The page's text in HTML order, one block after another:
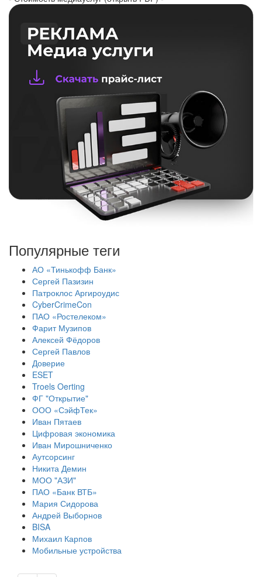
Популярные теги
АО «Тинькофф Банк»
Сергей Пазизин
Патроклос Аргироудис
CyberCrimeCon
ПАО «Ростелеком»
Фарит Музипов
Алексей Фёдоров
Сергей Павлов
Доверие
ESET
Troels Oerting
ФГ "Открытие"
ООО «СэйфТек»
Иван Пятаев
Цифровая экономика
Иван Мирошниченко
Аутсорсинг
Никита Демин
МОО "АЗИ"
ПАО «Банк ВТБ»
Мария Сидорова
Андрей Выборнов
BISA
Михаил Карпов
Мобильные устройства